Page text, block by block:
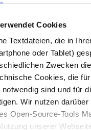
Cookies
Textdateien, die in
oder Tablet)
Zwecken
Cookies, die
sind und für
Wir nutzen darüber
Open-Source-Tools
unserer
Fotografo:
Sternbach
Download